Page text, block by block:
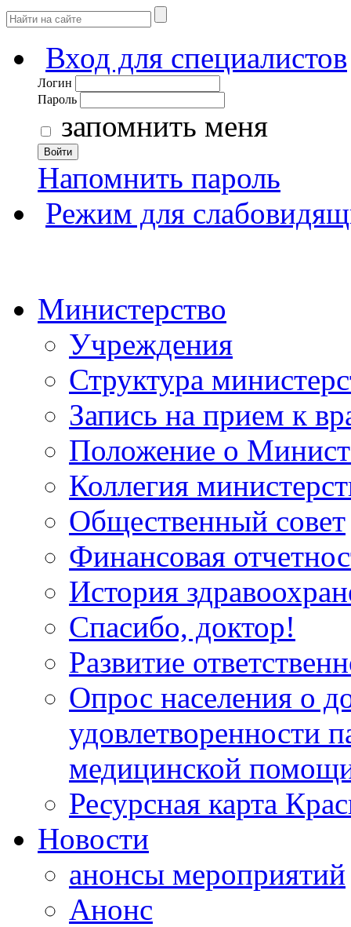
Вход для специалистов
Логин
Пароль
запомнить меня
Войти
Напомнить пароль
Режим для
Министерство
Учреждения
Структура
Запись на прием к
Положение о
Коллегия
Общественный совет
Финансовая
История
Спасибо, доктор!
Развитие
Опрос населения о
удовлетворенности
медицинской
Ресурсная карта
Новости
анонсы мероприятий
Анонс